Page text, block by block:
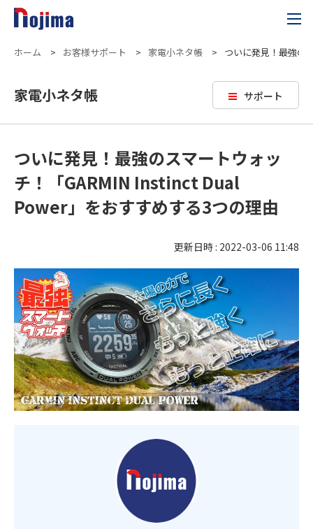
ホーム > お客様サポート > 家電小ネタ帳 > ついに発見！最強の
サポート
家電小ネタ帳
ついに発見！最強のスマートウォッ
チ！「GARMIN Instinct Dual
Power」をおすすめする3つの理由
更新日時 : 2022-03-06 11:48